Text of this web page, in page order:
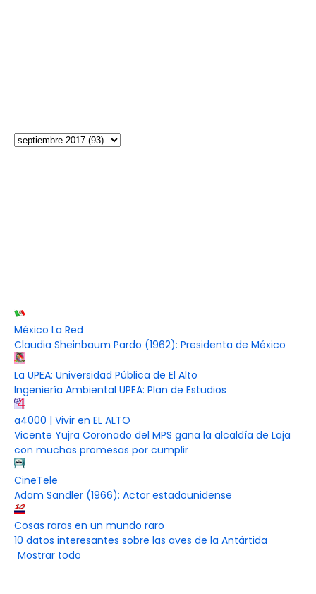
México La Red
Claudia Sheinbaum Pardo (1962): Presidenta de México
La UPEA: Universidad Pública de El Alto
Ingeniería Ambiental UPEA: Plan de Estudios
a4000 | Vivir en EL ALTO
Vicente Yujra Coronado del MPS gana la alcaldía de Laja
con muchas promesas por cumplir
CineTele
Adam Sandler (1966): Actor estadounidense
Cosas raras en un mundo raro
10 datos interesantes sobre las aves de la Antártida
Mostrar todo